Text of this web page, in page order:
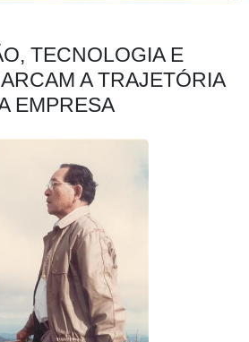
TECNOLOGIA E
A TRAJETÓRIA
EMPRESA